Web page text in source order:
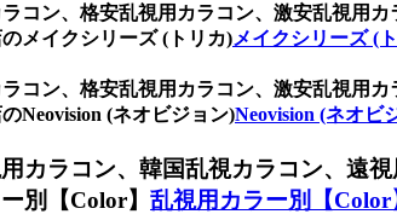
コン、格安乱視用カラコン、激安乱視用
メイクシリーズ (トリカ)メイクシリーズ (
コン、格安乱視用カラコン、激安乱視用
Neovision (ネオビジョン)Neovision (ネオビ
カラコン、韓国乱視カラコン、遠
別【Color】 乱視用カラー別【Color